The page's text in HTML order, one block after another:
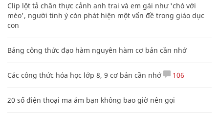
Clip lột tả chân thực cảnh anh trai và em gái như 'chó với
mèo', người tinh ý còn phát hiện một vấn đề trong giáo dục
con
Bảng công thức đạo hàm nguyên hàm cơ bản cần nhớ
Các công thức hóa học lớp 8, 9 cơ bản cần nhớ 106
20 số điện thoại ma ám bạn không bao giờ nên gọi